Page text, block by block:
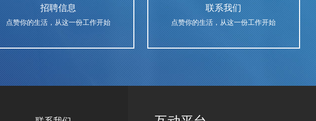
招聘信息
点赞你的生活，从这一份工作开始
联系我们
点赞你的生活，从这一份工作开始